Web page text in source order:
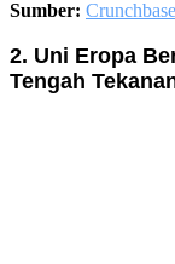
Sumber:
2. Uni Eropa
Tengah